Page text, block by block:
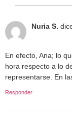
Nuria S.
En efecto, Ana; lo
hora respecto a lo
representarse. En
Responder